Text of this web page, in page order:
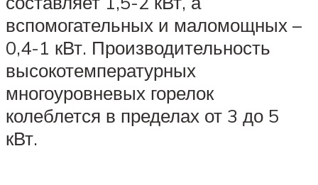
вспомогательных и маломощных –
0,4-1 кВт. Производительность
высокотемпературных
многоуровневых горелок
колеблется в пределах от 3 до 5
кВт.